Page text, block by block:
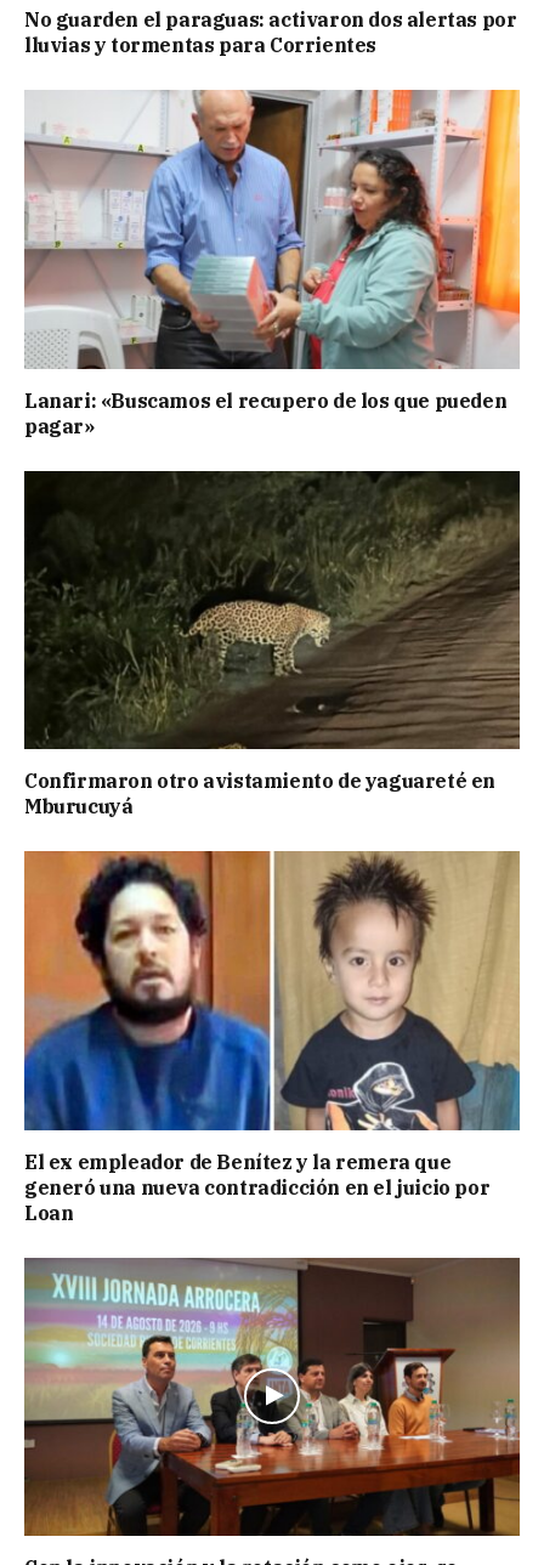
No guarden el paraguas: activaron dos alertas por
lluvias y tormentas para Corrientes
Lanari: «Buscamos el recupero de los que pueden
pagar»
Confirmaron otro avistamiento de yaguareté en
Mburucuyá
El ex empleador de Benítez y la remera que
generó una nueva contradicción en el juicio por
Loan